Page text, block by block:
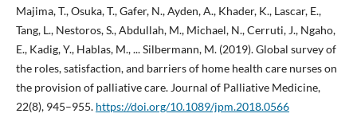
Majima, T., Osuka, T., Gafer, N., Ayden, A., Khader, K., Lascar, E.,
Tang, L., Nestoros, S., Abdullah, M., Michael, N., Cerruti, J., Ngaho,
E., Kadig, Y., Hablas, M., ... Silbermann, M. (2019). Global survey of
the roles, satisfaction, and barriers of home health care nurses on
the provision of palliative care. Journal of Palliative Medicine,
22(8), 945–955. https://doi.org/10.1089/jpm.2018.0566